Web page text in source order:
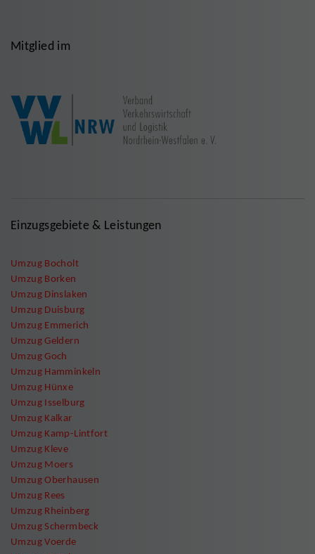
Mitglied im
Einzugsgebiete & Leistungen
Umzug Bocholt
Umzug Borken
Umzug Dinslaken
Umzug Duisburg
Umzug Emmerich
Umzug Geldern
Umzug Goch
Umzug Hamminkeln
Umzug Hünxe
Umzug Isselburg
Umzug Kalkar
Umzug Kamp-Lintfort
Umzug Kleve
Umzug Moers
Umzug Oberhausen
Umzug Rees
Umzug Rheinberg
Umzug Schermbeck
Umzug Voerde